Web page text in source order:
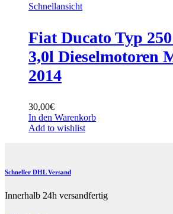
Schnellansicht
Fiat Ducato Typ
3,0l Dieselmotoren
2014
30,00€
In den Warenkorb
Add to wishlist
Schneller DHL Versand
Innerhalb 24h versandfertig